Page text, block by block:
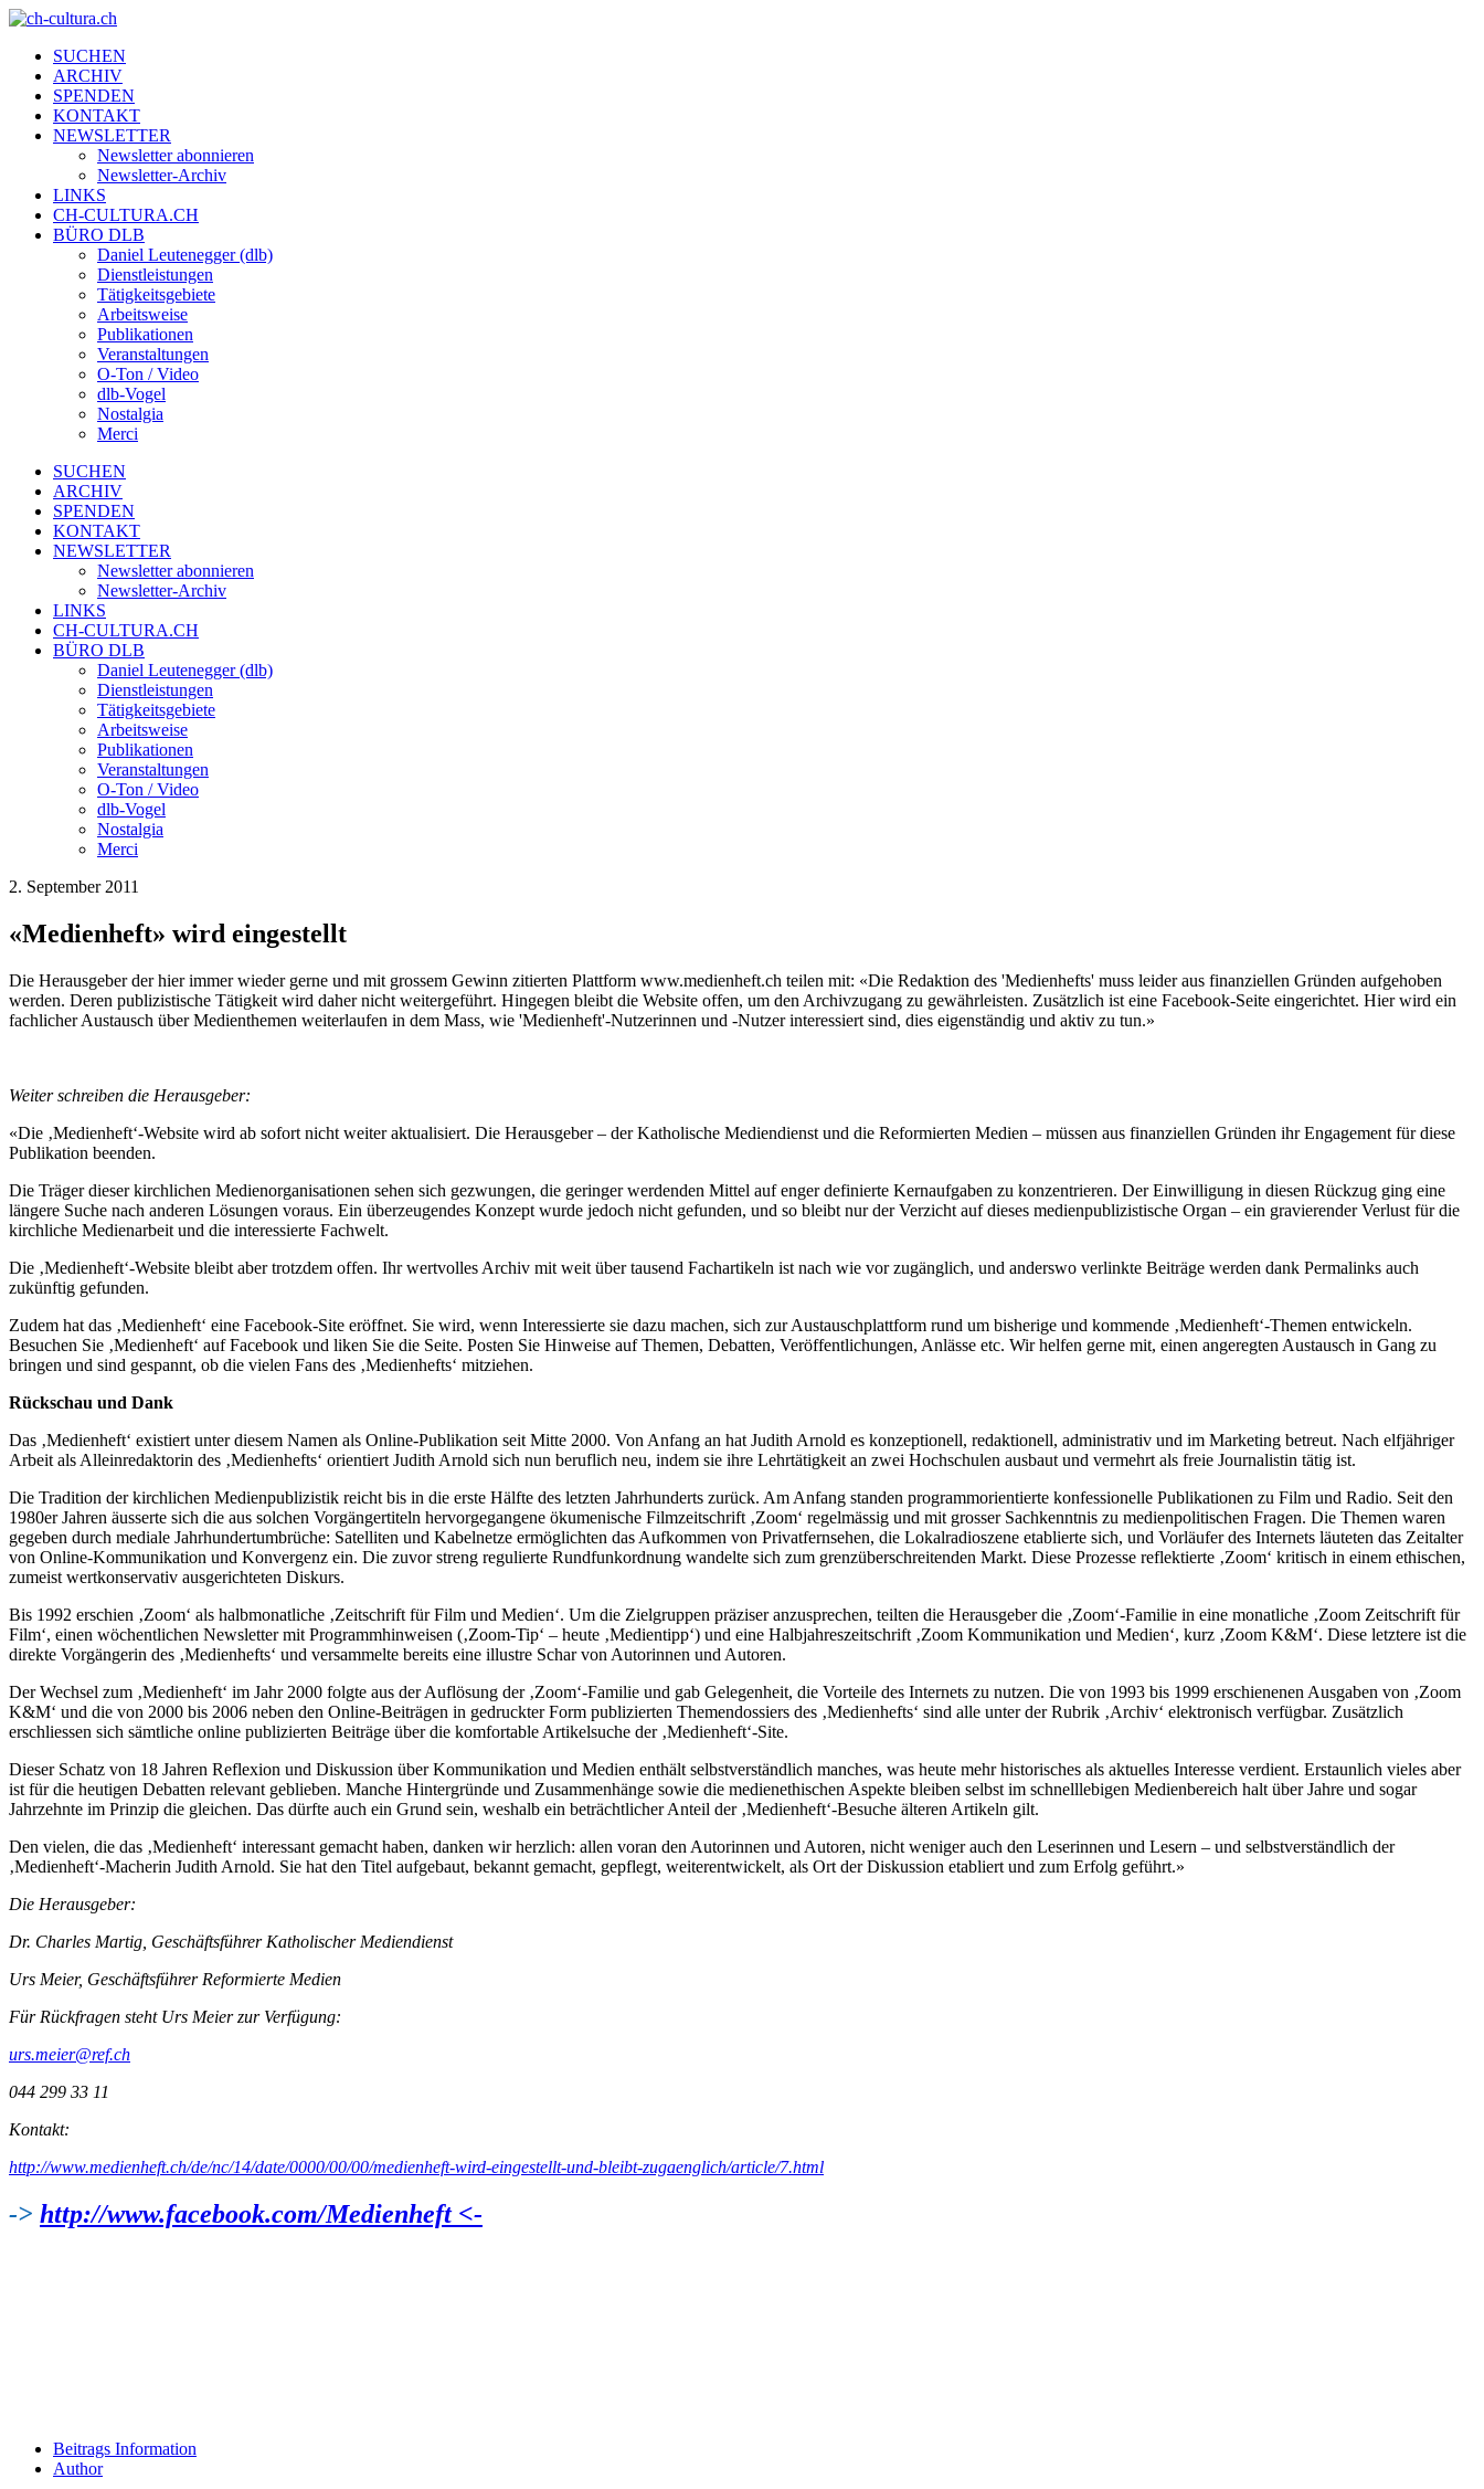
SUCHEN
ARCHIV
SPENDEN
KONTAKT
NEWSLETTER
Newsletter abonnieren
Newsletter-Archiv
LINKS
CH-CULTURA.CH
BÜRO DLB
Daniel Leutenegger (dlb)
Dienstleistungen
Tätigkeitsgebiete
Arbeitsweise
Publikationen
Veranstaltungen
O-Ton / Video
dlb-Vogel
Nostalgia
Merci
SUCHEN
ARCHIV
SPENDEN
KONTAKT
NEWSLETTER
Newsletter abonnieren
Newsletter-Archiv
LINKS
CH-CULTURA.CH
BÜRO DLB
Daniel Leutenegger (dlb)
Dienstleistungen
Tätigkeitsgebiete
Arbeitsweise
Publikationen
Veranstaltungen
O-Ton / Video
dlb-Vogel
Nostalgia
Merci
2. September 2011
«Medienheft» wird eingestellt
Die Herausgeber der hier immer wieder gerne und mit grossem Gewinn zitierten Plattform www.medienheft.ch teilen mit: «Die Redaktion des 'Medienhefts' muss leider aus finanziellen Gründen aufgehoben
werden. Deren publizistische Tätigkeit wird daher nicht weitergeführt. Hingegen bleibt die Website offen, um den Archivzugang zu gewährleisten. Zusätzlich ist eine Facebook-Seite eingerichtet. Hier wird ein
fachlicher Austausch über Medienthemen weiterlaufen in dem Mass, wie 'Medienheft'-Nutzerinnen und -Nutzer interessiert sind, dies eigenständig und aktiv zu tun.»
Weiter schreiben die Herausgeber:
«Die ‚Medienheft‘-Website wird ab sofort nicht weiter aktualisiert. Die Herausgeber – der Katholische Mediendienst und die Reformierten Medien – müssen aus finanziellen Gründen ihr Engagement für diese
Publikation beenden.
Die Träger dieser kirchlichen Medienorganisationen sehen sich gezwungen, die geringer werdenden Mittel auf enger definierte Kernaufgaben zu konzentrieren. Der Einwilligung in diesen Rückzug ging eine
längere Suche nach anderen Lösungen voraus. Ein überzeugendes Konzept wurde jedoch nicht gefunden, und so bleibt nur der Verzicht auf dieses medienpublizistische Organ – ein gravierender Verlust für die
kirchliche Medienarbeit und die interessierte Fachwelt.
Die ‚Medienheft‘-Website bleibt aber trotzdem offen. Ihr wertvolles Archiv mit weit über tausend Fachartikeln ist nach wie vor zugänglich, und anderswo verlinkte Beiträge werden dank Permalinks auch
zukünftig gefunden.
Zudem hat das ‚Medienheft‘ eine Facebook-Site eröffnet. Sie wird, wenn Interessierte sie dazu machen, sich zur Austauschplattform rund um bisherige und kommende ‚Medienheft‘-Themen entwickeln.
Besuchen Sie ‚Medienheft‘ auf Facebook und liken Sie die Seite. Posten Sie Hinweise auf Themen, Debatten, Veröffentlichungen, Anlässe etc. Wir helfen gerne mit, einen angeregten Austausch in Gang zu
bringen und sind gespannt, ob die vielen Fans des ‚Medienhefts‘ mitziehen.
Rückschau und Dank
Das ‚Medienheft‘ existiert unter diesem Namen als Online-Publikation seit Mitte 2000. Von Anfang an hat Judith Arnold es konzeptionell, redaktionell, administrativ und im Marketing betreut. Nach elfjähriger
Arbeit als Alleinredaktorin des ‚Medienhefts‘ orientiert Judith Arnold sich nun beruflich neu, indem sie ihre Lehrtätigkeit an zwei Hochschulen ausbaut und vermehrt als freie Journalistin tätig ist.
Die Tradition der kirchlichen Medienpublizistik reicht bis in die erste Hälfte des letzten Jahrhunderts zurück. Am Anfang standen programmorientierte konfessionelle Publikationen zu Film und Radio. Seit den
1980er Jahren äusserte sich die aus solchen Vorgängertiteln hervorgegangene ökumenische Filmzeitschrift ‚Zoom‘ regelmässig und mit grosser Sachkenntnis zu medienpolitischen Fragen. Die Themen waren
gegeben durch mediale Jahrhundertumbrüche: Satelliten und Kabelnetze ermöglichten das Aufkommen von Privatfernsehen, die Lokalradioszene etablierte sich, und Vorläufer des Internets läuteten das Zeitalter
von Online-Kommunikation und Konvergenz ein. Die zuvor streng regulierte Rundfunkordnung wandelte sich zum grenzüberschreitenden Markt. Diese Prozesse reflektierte ‚Zoom‘ kritisch in einem ethischen,
zumeist wertkonservativ ausgerichteten Diskurs.
Bis 1992 erschien ‚Zoom‘ als halbmonatliche ‚Zeitschrift für Film und Medien‘. Um die Zielgruppen präziser anzusprechen, teilten die Herausgeber die ‚Zoom‘-Familie in eine monatliche ‚Zoom Zeitschrift für
Film‘, einen wöchentlichen Newsletter mit Programmhinweisen (‚Zoom-Tip‘ – heute ‚Medientipp‘) und eine Halbjahreszeitschrift ‚Zoom Kommunikation und Medien‘, kurz ‚Zoom K&M‘. Diese letztere ist die
direkte Vorgängerin des ‚Medienhefts‘ und versammelte bereits eine illustre Schar von Autorinnen und Autoren.
Der Wechsel zum ‚Medienheft‘ im Jahr 2000 folgte aus der Auflösung der ‚Zoom‘-Familie und gab Gelegenheit, die Vorteile des Internets zu nutzen. Die von 1993 bis 1999 erschienenen Ausgaben von ‚Zoom
K&M‘ und die von 2000 bis 2006 neben den Online-Beiträgen in gedruckter Form publizierten Themendossiers des ‚Medienhefts‘ sind alle unter der Rubrik ‚Archiv‘ elektronisch verfügbar. Zusätzlich
erschliessen sich sämtliche online publizierten Beiträge über die komfortable Artikelsuche der ‚Medienheft‘-Site.
Dieser Schatz von 18 Jahren Reflexion und Diskussion über Kommunikation und Medien enthält selbstverständlich manches, was heute mehr historisches als aktuelles Inter­esse verdient. Erstaunlich vieles aber
ist für die heutigen Debatten relevant geblieben. Manche Hintergründe und Zusammenhänge sowie die medienethischen Aspekte bleiben selbst im schnelllebigen Medienbereich halt über Jahre und sogar
Jahrzehnte im Prinzip die gleichen. Das dürfte auch ein Grund sein, weshalb ein beträchtlicher Anteil der ‚Medienheft‘-Besuche älteren Artikeln gilt.
Den vielen, die das ‚Medienheft‘ interessant gemacht haben, danken wir herzlich: allen voran den Autorinnen und Autoren, nicht weniger auch den Leserinnen und Lesern – und selbstverständlich der
‚Medienheft‘-Macherin Judith Arnold. Sie hat den Titel aufgebaut, bekannt gemacht, gepflegt, weiterentwickelt, als Ort der Diskussion etabliert und zum Erfolg geführt.»
Die Herausgeber:
Dr. Charles Martig, Geschäftsführer Katholischer Mediendienst
Urs Meier, Geschäftsführer Reformierte Medien
Für Rückfragen steht Urs Meier zur Verfügung:
urs.meier@ref.ch
044 299 33 11
Kontakt:
http://www.medienheft.ch/de/nc/14/date/0000/00/00/medienheft-wird-eingestellt-und-bleibt-zugaenglich/article/7.html
-> http://www.facebook.com/Medienheft <-
Beitrags Information
Author